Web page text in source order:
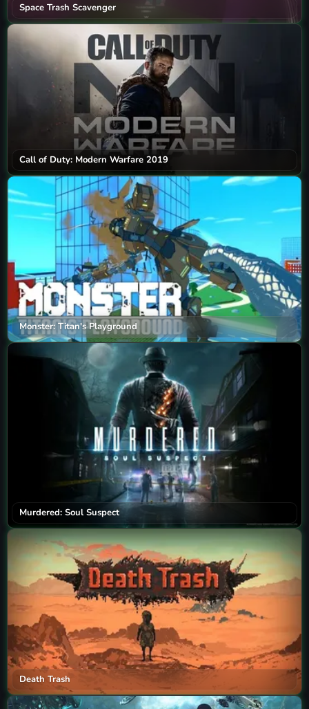
Space Trash Scavenger
Call of Duty: Modern Warfare 2019
Monster: Titan's Playground
Murdered: Soul Suspect
Death Trash